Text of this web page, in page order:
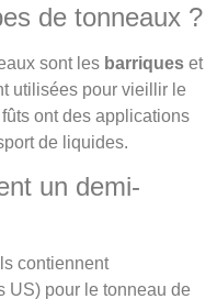
de tonneaux ?
sont les barriques et
utilisées pour vieillir le
ont des applications
de liquides.
un demi-
contiennent
US) pour le tonneau de